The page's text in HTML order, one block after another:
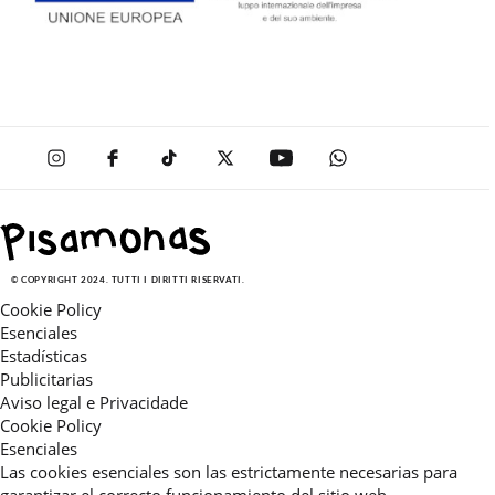
© COPYRIGHT 2024. TUTTI I DIRITTI RISERVATI.
Cookie Policy
Esenciales
Estadísticas
Publicitarias
Aviso legal e Privacidade
Cookie Policy
Esenciales
Las cookies esenciales son las estrictamente necesarias para